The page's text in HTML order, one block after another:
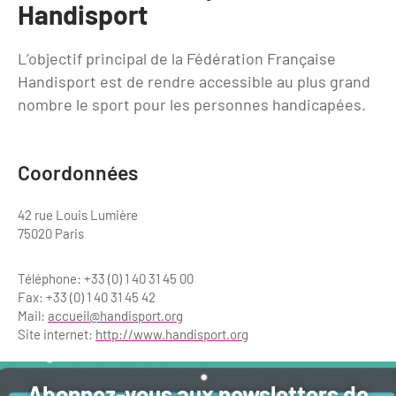
Clientèles lointaines
Clientèles spécifiques
Etudes et enquêtes
Dispositifs d'enquêtes
Chiffres Annuels
Repères annuel
La liste des OT d'Île-de-France
APIDAE
Offres d'emplois et de stages
Mode d'emploi formations
Formations OT
Ateliers
Matinales
Webinaires
Restaurants impressionnistes
Hébergements impressionnistes
Offre culturelle impressionniste
Activités
Croisiéristes/Bateaux
Parcs d’attractions et animaliers
Cabarets et casino
Expériences et visites
Handisport
L’objectif principal de la Fédération Française
Handisport est de rendre accessible au plus grand
nombre le sport pour les personnes handicapées.
Coordonnées
42 rue Louis Lumière
75020 Paris
Téléphone: +33 (0) 1 40 31 45 00
Fax: +33 (0) 1 40 31 45 42
Mail: accueil@handisport.org
Site internet: http://www.handisport.org